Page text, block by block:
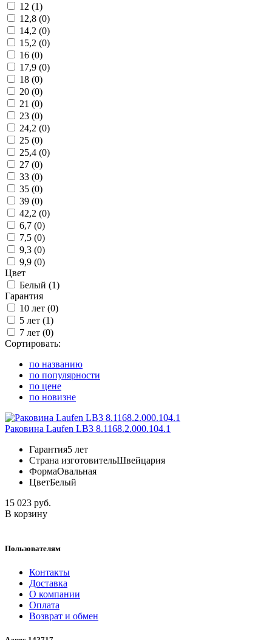
12 (1)
12,8 (0)
14,2 (0)
15,2 (0)
16 (0)
17,9 (0)
18 (0)
20 (0)
21 (0)
23 (0)
24,2 (0)
25 (0)
25,4 (0)
27 (0)
33 (0)
35 (0)
39 (0)
42,2 (0)
6,7 (0)
7,5 (0)
9,3 (0)
9,9 (0)
Цвет
Белый (1)
Гарантия
10 лет (0)
5 лет (1)
7 лет (0)
Сортировать:
по названию
по популярности
по цене
по новизне
Раковина Laufen LB3 8.1168.2.000.104.1
Гарантия5 лет
Страна изготовительШвейцария
ФормаОвальная
ЦветБелый
15 023 руб.
В корзину
Пользователям
Контакты
Доставка
О компании
Оплата
Возврат и обмен